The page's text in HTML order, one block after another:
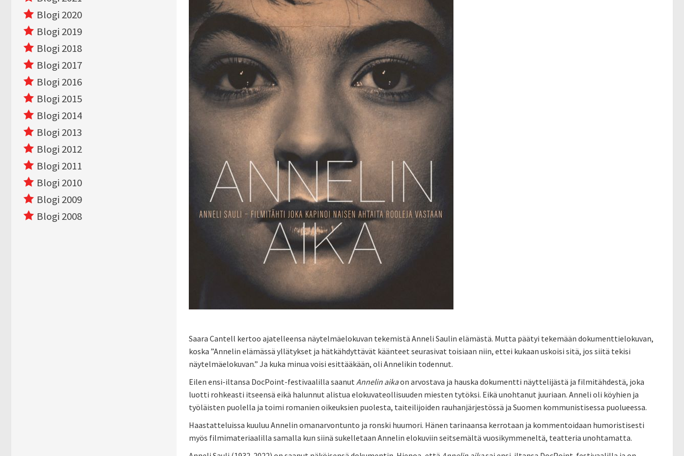
Saara Cantell kertoo ajatelleensa näytelmäelokuvan tekemistä Anneli Saulin elämästä. Mutta päätyi tekemään dokumenttielokuvan,
koska ”Annelin elämässä yllätykset ja hätkähdyttävät käänteet seurasivat toisiaan niin, ettei kukaan uskoisi sitä, jos siitä tekisi
näytelmäelokuvan.” Ja kuka minua voisi esittääkään, oli Annelikin todennut.
Eilen ensi-iltansa DocPoint-festivaalilla saanutAnnelin aikaon arvostava ja hauska dokumentti näyttelijästä ja filmitähdestä, joka
luotti rohkeasti itseensä eikä halunnut alistua elokuvateollisuuden miesten tytöksi. Eikä unohtanut juuriaan. Anneli oli köyhien ja
työläisten puolella ja toimi romanien oikeuksien puolesta, taiteilijoiden rauhanjärjestössä ja Suomen kommunistisessa puolueessa.
Haastatteluissa kuuluu Annelin omanarvontunto ja ronski huumori. Hänen tarinaansa kerrotaan ja kommentoidaan humoristisesti
myös filmimateriaalilla samalla kun siinä sukelletaan Annelin elokuviin seitsemältä vuosikymmeneltä, teatteria unohtamatta.
Blogi 2020
Blogi 2019
Blogi 2018
Blogi 2017
Blogi 2016
Blogi 2015
Blogi 2014
Blogi 2013
Blogi 2012
Blogi 2011
Blogi 2010
Blogi 2009
Blogi 2008